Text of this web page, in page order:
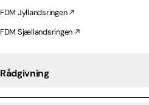
FDM Jyllandsringen
FDM Sjællandsringen
Rådgivning